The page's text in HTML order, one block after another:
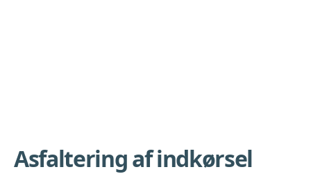
Asfaltering af indkørsel